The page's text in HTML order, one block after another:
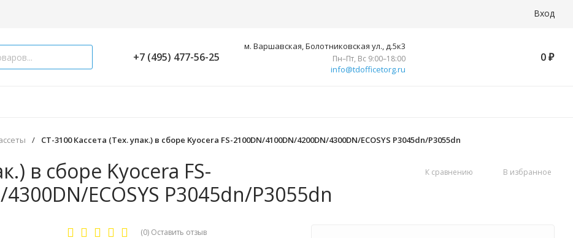
Вход
+7 (495) 477-56-25
м. Варшавская, Болотниковская ул., д.5к3
Пн–Пт, Вс 9:00–18:00
info@tdofficetorg.ru
0 ₽
/ CT-3100 Кассета (Тех. упак.) в сборе Kyocera FS-2100DN/4100DN/4200DN/4300DN/ECOSYS P3045dn/P3055dn
в сборе Kyocera FS-
ECOSYS P3045dn/P3055dn
К сравнению В избранное
(0) Оставить отзыв